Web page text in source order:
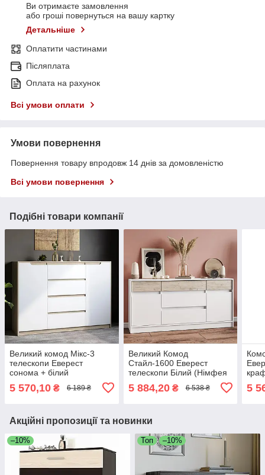
Ви отримаєте замовлення
або гроші повернуться на вашу картку
Детальніше
Оплатити частинами
Післяплата
Оплата на рахунок
Всі умови оплати
Умови повернення
Повернення товару впродовж 14 днів за домовленістю
Всі умови повернення
Подібні товари компанії
Великий комод Мікс-3
телескопи Еверест
сонома + білий
5 570,10 ₴ 6 189 ₴
Великий Комод
Стайл-1600 Еверест
телескопи Білий (Німфея
Альба), Дуб крафт сірий
(160х39х75 см)
5 884,20₴ 6 538 ₴ 5
Акційні пропозиції та новинки
–10% Топ –10%